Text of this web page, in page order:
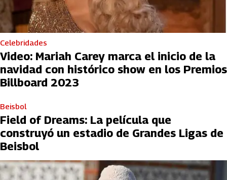
Celebridades
Video: Mariah Carey marca el inicio de la
navidad con histórico show en los Premios
Billboard 2023
Beisbol
Field of Dreams: La película que
construyó un estadio de Grandes Ligas de
Beisbol